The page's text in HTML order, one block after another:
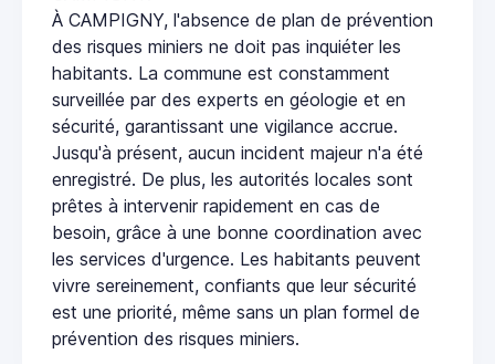
À CAMPIGNY, l'absence de plan de prévention
des risques miniers ne doit pas inquiéter les
habitants. La commune est constamment
surveillée par des experts en géologie et en
sécurité, garantissant une vigilance accrue.
Jusqu'à présent, aucun incident majeur n'a été
enregistré. De plus, les autorités locales sont
prêtes à intervenir rapidement en cas de
besoin, grâce à une bonne coordination avec
les services d'urgence. Les habitants peuvent
vivre sereinement, confiants que leur sécurité
est une priorité, même sans un plan formel de
prévention des risques miniers.